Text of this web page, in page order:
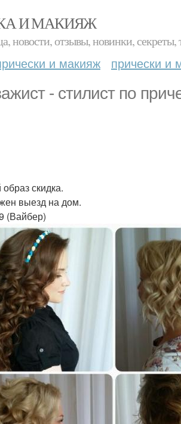
И МАКИЯЖ
новости, отзывы, новинки, секреты,
и макияж прически и
- стилист по
скидка.
выезд на дом.
(Вайбер)